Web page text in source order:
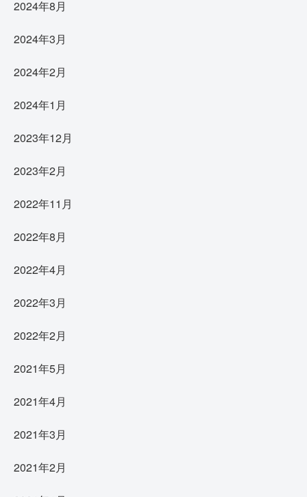
2024年8月
2024年3月
2024年2月
2024年1月
2023年12月
2023年2月
2022年11月
2022年8月
2022年4月
2022年3月
2022年2月
2021年5月
2021年4月
2021年3月
2021年2月